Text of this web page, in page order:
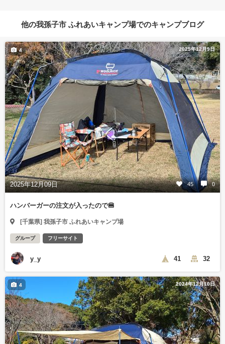
他の我孫子市 ふれあいキャンプ場でのキャンプブログ
2025年12月9日
2025年12月09日 45 0
4
ハンバーガーの注文が入ったので🍔
[千葉県] 我孫子市 ふれあいキャンプ場
グループ フリーサイト
y_y 41 32
2024年12月10日
4